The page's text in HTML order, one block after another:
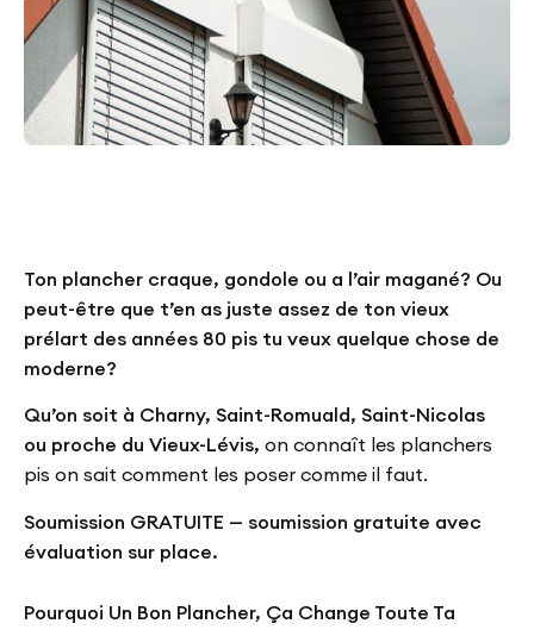
Ton plancher craque, gondole ou a l’air magané? Ou
peut-être que t’en as juste assez de ton vieux
prélart des années 80 pis tu veux quelque chose de
moderne?
Qu’on soit à Charny, Saint-Romuald, Saint-Nicolas
ou proche du Vieux-Lévis, on connaît les planchers
pis on sait comment les poser comme il faut.
Soumission GRATUITE — soumission gratuite avec
évaluation sur place.
Pourquoi Un Bon Plancher, Ça Change Toute Ta